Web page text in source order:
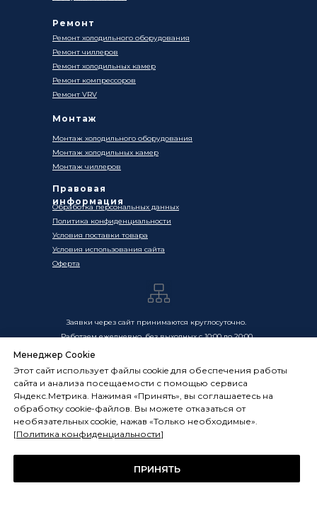
Ремонт
Цены, указанные на сайте, носят информационный
характер и не являются публичной офертой в смысле
ст. 437 ГК РФ. Окончательная стоимость товаров и услуг
определяется индивидуально и фиксируется в
Спецификации. Условия оказания услуг определяются
публичной офертой, размещённой по адресу:
Заявки через сайт принимаются круглосуточно.
Работаем ежедневно, без выходных с 10:00 до 20:00
Обработка персональных данных
Политика конфиденциальности
Условия поставки товара
Оферта
Условия использования сайта
Ремонт холодильного оборудования
Ремонт чиллеров
Ремонт холодильных камер
Ремонт компрессоров
Ремонт VRV
Монтаж
Правовая
информация
Монтаж холодильного оборудования
Монтаж чиллеров
Монтаж холодильных камер
Менеджер Cookie
Этот сайт использует файлы cookie для обеспечения работы
сайта и анализа посещаемости с помощью сервиса
Яндекс.Метрика. Нажимая «Принять», вы соглашаетесь на
обработку cookie-файлов. Вы можете отказаться от
необязательных cookie, нажав «Только необходимые».
[Политика конфиденциальности]
ПРИНЯТЬ